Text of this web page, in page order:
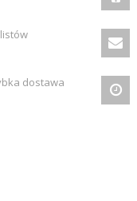
dostawa